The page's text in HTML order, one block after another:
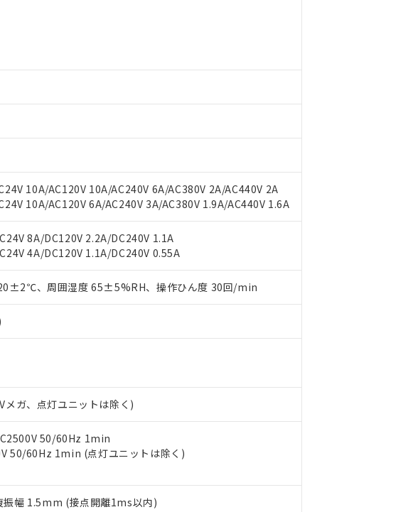
10A/AC120V 10A/AC240V 6A/AC380V 2A/AC440V 2A
10A/AC120V 6A/AC240V 3A/AC380V 1.9A/AC440V 1.6A
8A/DC120V 2.2A/DC240V 1.1A
4A/DC120V 1.1A/DC240V 0.55A
、周囲湿度 65±5%RH、操作ひん度 30回/min
メガ、点灯ユニットは除く)
50/60Hz 1min
50/60Hz 1min (点灯ユニットは除く)
振幅 1.5mm (接点開離1ms以内)
事業取扱商品の中には、本サービスの対象外となる商品もあることをご了承ください。
び標準価格照会結果は、記載している更新日時点での社内データに基づき作成されるも
覧された時点での実際の在庫および標準価格とは異なる場合があることをご了承くださ
況および標準価格はお客様のお取引先、またはお客様担当のオムロン制御機器販売店・
ご相談ください。
び標準価格結果を当社の事前の承諾なく第三者に漏洩または開示しないようお願いしま
能（部品リスト作成サービス）をご利用いただくには、I-Webメンバーズにご登録され
あります。
ェブサイト上で当社にご登録された部品リストについて、当社および当社の共同利用者
品・サービスに関するお客様との取引・商談に必要な範囲で利用することをご了承くだ
利用者とは、
"個人情報の共同利用に関して"
します。
RoHS指令（10物質）の非含有に対応した製品が提供可能な商品です。
指令（10物質）の非含有に対応した製品に切り替える予定のある商品です。
RoHS指令（10物質）の非含有に非対応の商品で、対応品を出す予定はありません。
RoHS指令（10物質）の非含有の対応状況を調査中または確認中の商品です。
より、非含有部品としていたものが、含有品と判明した場合などやむを得ず変更すること
）：
水銀(Hg) 1000ppm以下、 カドミウム(Cd) 100ppm以下、
ヘキシル) (DEHP)(別名：DOP) 1000ppm以下、フタル酸ブチルベンジル（BBP） 1000ppm以下、フタル酸ジブチ
下、フタル酸ジイソブチル (DIBP) 1000ppm以下
用監視および制御機器に対する適用除外項目は除く。
物質については閾値を超える意図的な使用がないことを確認しています。
状況などにより、予定月が前後することがあります。
ダウンロード
書をダウンロードすることができます。
物質）の非含有証明書
時点で非含有を証明するもので、過去に遡って非含有を証明するものではありません。
フタル酸エステル類４物質の対応では、対応完了までの期間は出荷製品に未対応品が
考欄に対応日を記載しておりました。
品への在庫切替を完了していることから、特段のことがない限り、2022年1月12日よ
す。
表
料含有率が中国RoHSの基準値以下であることを示します。
料含有率が中国RoHSの基準値を超えていることを示します。
す。当社販売部門へお問い合わせください。
準値 (GB/T26572)：
水銀) : 1000ppm、 Cd(カドミウム) : 100ppm、
、 PBBs(ポリ臭化ビフェニル類) : 1000ppm、 PBDEs(ポリ臭化ジフェニルエーテル類) : 1000ppm、
エチルヘキシル)) : 1000ppm
期限
用状況下において有害物質が外部に漏えいし、環境に深刻な影響を及ぼさない年数を意
。当社販売部門へお問い合わせください。
たは国外への提供する場合は、日本国政府の輸出許可(または役務取引許可)を取得する
手続きをとります。
物を破棄する場合は、完全に破砕するなど、違法に輸出されないよう必要な手段を講じ
品を、核兵器、ミサイル、化学兵器、生物兵器またはその他武器並びにこれらの製造装
用いたしません。
、販売先および販売に係わる関係者が違法に輸出するおそれがある場合は、取り引きをい
上の在庫あり
店・当社販売員にご確認ください)
産機種、また在庫状況の情報を公開していない機種